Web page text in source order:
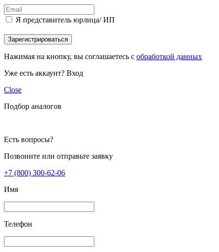
Я представитель юрлица/ ИП
Зарегистрироваться
Нажимая на кнопку, вы соглашаетесь с обработкой данных
Уже есть аккаунт? Вход
Close
Подбор аналогов
Есть вопросы?
Позвоните или отправьте заявку
+7 (800) 300-62-06
Имя
Телефон